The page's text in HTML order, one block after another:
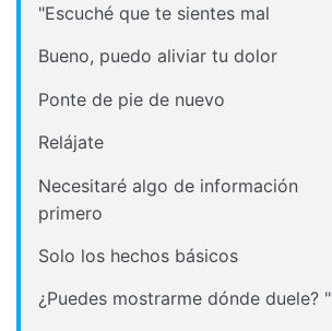
"Escuché que te sientes mal
Bueno, puedo aliviar tu dolor
Ponte de pie de nuevo
Relájate
Necesitaré algo de información
primero
Solo los hechos básicos
¿Puedes mostrarme dónde duele? "